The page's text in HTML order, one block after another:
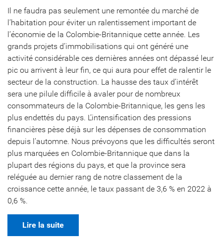
Il ne faudra pas seulement une remontée du marché de
l’habitation pour éviter un ralentissement important de
l’économie de la Colombie-Britannique cette année. Les
grands projets d’immobilisations qui ont généré une
activité considérable ces dernières années ont dépassé leur
pic ou arrivent à leur fin, ce qui aura pour effet de ralentir le
secteur de la construction. La hausse des taux d’intérêt
sera une pilule difficile à avaler pour de nombreux
consommateurs de la Colombie-Britannique, les gens les
plus endettés du pays. L’intensification des pressions
financières pèse déjà sur les dépenses de consommation
depuis l’automne. Nous prévoyons que les difficultés seront
plus marquées en Colombie-Britannique que dans la
plupart des régions du pays, et que la province sera
reléguée au dernier rang de notre classement de la
croissance cette année, le taux passant de 3,6 % en 2022 à
0,6 %.
Lire la suite